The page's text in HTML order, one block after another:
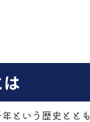
という歴史とと